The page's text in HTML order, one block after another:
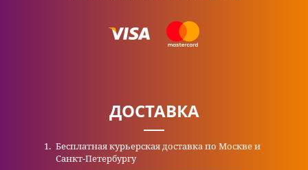
ДОСТАВКА
Бесплатная курьерская доставка по Москве и
Санкт-Петербургу